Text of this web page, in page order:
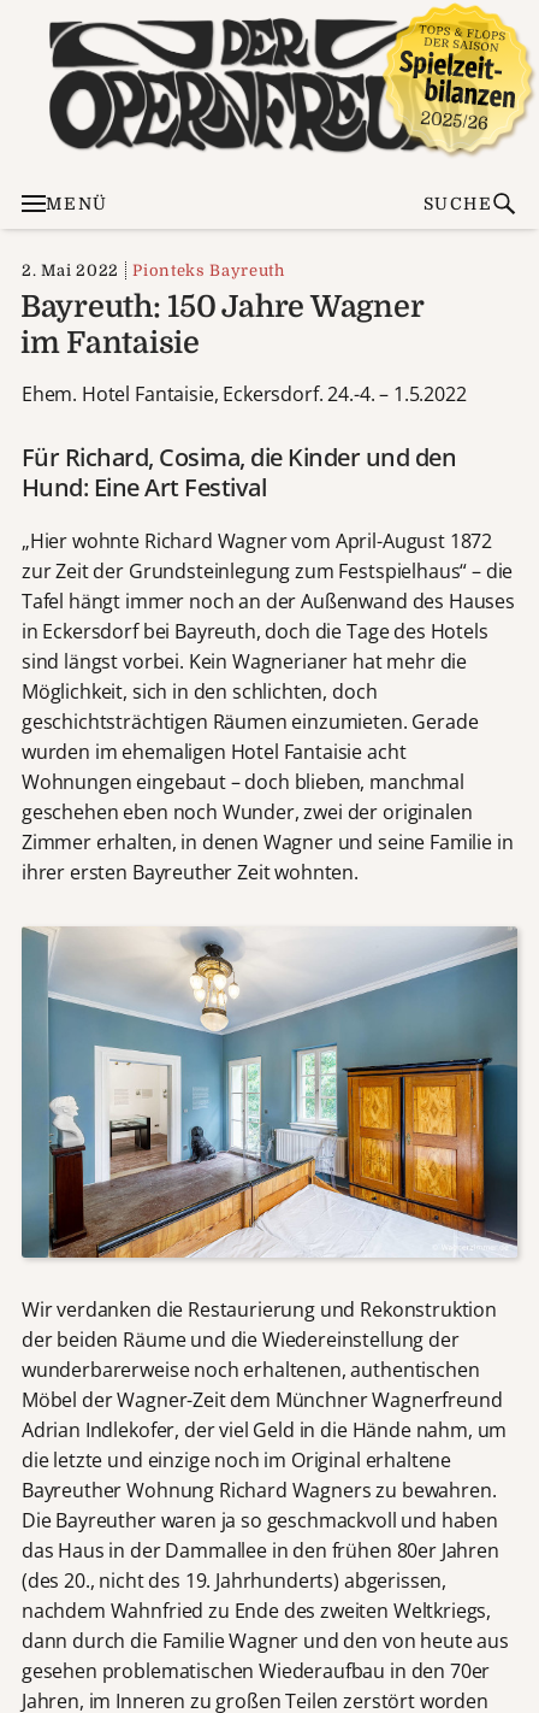
MENÜ SUCHE
2. Mai 2022 Pionteks Bayreuth
Bayreuth: 150 Jahre Wagner
im Fantaisie
Ehem. Hotel Fantaisie, Eckersdorf. 24.-4. – 1.5.2022
Für Richard, Cosima, die Kinder und den
Hund: Eine Art Festival
„Hier wohnte Richard Wagner vom April-August 1872
zur Zeit der Grundsteinlegung zum Festspielhaus“ – die
Tafel hängt immer noch an der Außenwand des Hauses
in Eckersdorf bei Bayreuth, doch die Tage des Hotels
sind längst vorbei. Kein Wagnerianer hat mehr die
Möglichkeit, sich in den schlichten, doch
geschichtsträchtigen Räumen einzumieten. Gerade
wurden im ehemaligen Hotel Fantaisie acht
Wohnungen eingebaut – doch blieben, manchmal
geschehen eben noch Wunder, zwei der originalen
Zimmer erhalten, in denen Wagner und seine Familie in
ihrer ersten Bayreuther Zeit wohnten.
Wir verdanken die Restaurierung und Rekonstruktion
der beiden Räume und die Wiedereinstellung der
wunderbarerweise noch erhaltenen, authentischen
Möbel der Wagner-Zeit dem Münchner Wagnerfreund
Adrian Indlekofer, der viel Geld in die Hände nahm, um
die letzte und einzige noch im Original erhaltene
Bayreuther Wohnung Richard Wagners zu bewahren.
Die Bayreuther waren ja so geschmackvoll und haben
das Haus in der Dammallee in den frühen 80er Jahren
(des 20., nicht des 19. Jahrhunderts) abgerissen,
nachdem Wahnfried zu Ende des zweiten Weltkriegs,
dann durch die Familie Wagner und den von heute aus
gesehen problematischen Wiederaufbau in den 70er
Jahren, im Inneren zu großen Teilen zerstört worden